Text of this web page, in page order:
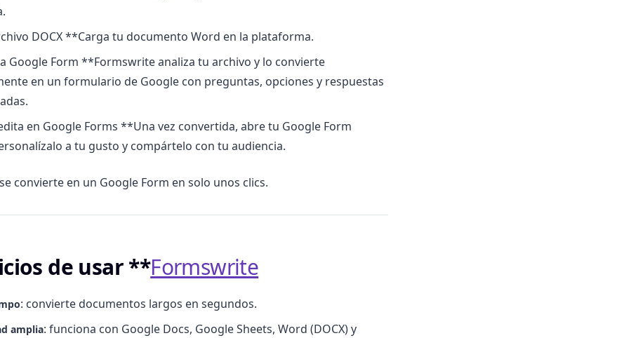
DOCX **Carga tu documento Word en la plataforma.
Google Form **Formswrite analiza tu archivo y lo convierte
en un formulario de Google con preguntas, opciones y respuestas
en Google Forms **Una vez convertida, abre tu Google Form
a tu gusto y compártelo con tu audiencia.
se convierte en un Google Form en solo unos clics.
de usar **Formswrite
: convierte documentos largos en segundos.
amplia: funciona con Google Docs, Google Sheets, Word (DOCX) y